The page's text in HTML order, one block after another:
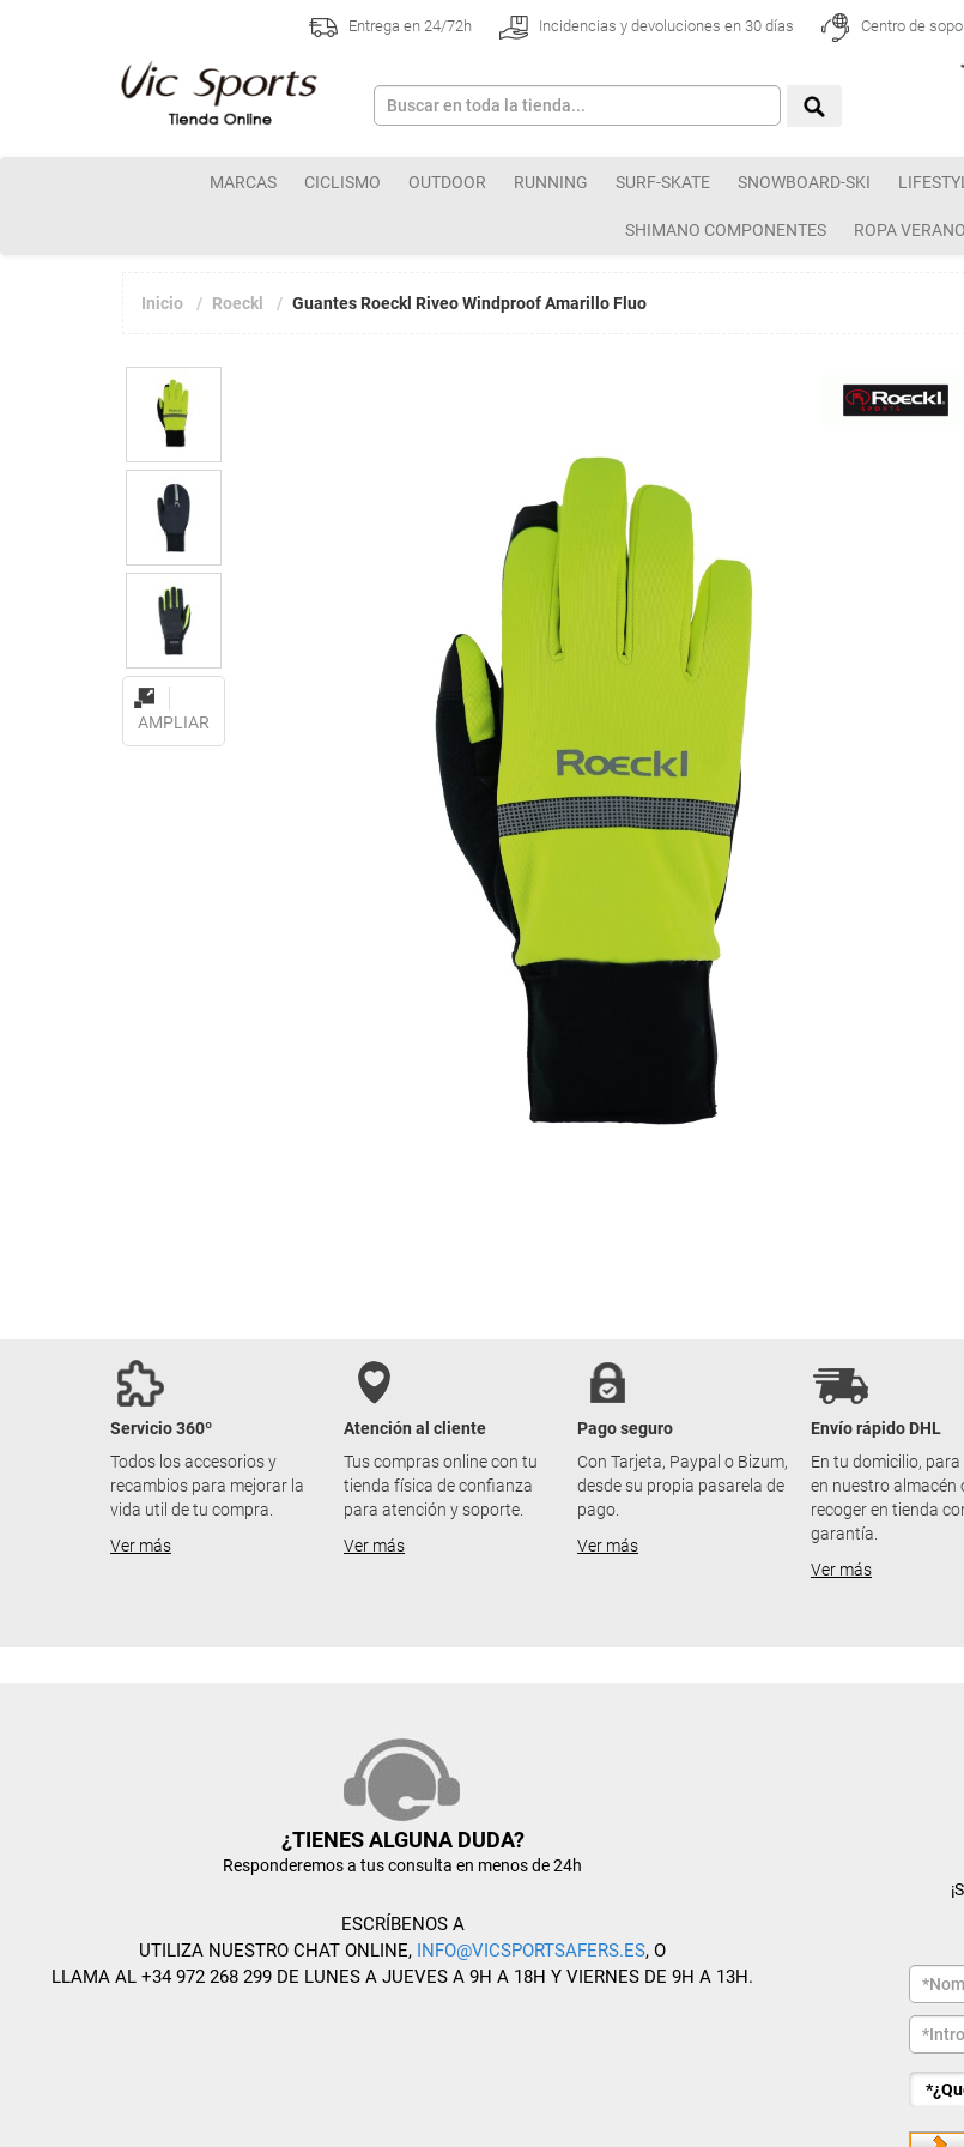
Entrega en 24/72h Incidencias y devoluciones en 30 días Centro de
MARCAS CICLISMO OUTDOOR RUNNING SURF-SKATE SNOWBOARD-SKI
SHIMANO COMPONENTES ROPA VERANO
Inicio Roeckl Guantes Roeckl Riveo Windproof Amarillo Fluo
AMPLIAR
Servicio 360º
Todos los accesorios y
recambios para mejorar la
vida util de tu compra.
Ver más
Atención al cliente
Tus compras online con tu
tienda física de confianza
para atención y soporte.
Ver más
Pago seguro
Con Tarjeta, Paypal o Bizum,
desde su propia pasarela de
pago.
Ver más
Envío rápido DHL
En tu domicilio,
en nuestro almacén
recoger en tienda
garantía.
Ver más
¿TIENES ALGUNA DUDA?
Responderemos a tus consulta en menos de 24h
ESCRÍBENOS A
UTILIZA NUESTRO CHAT ONLINE, INFO@VICSPORTSAFERS.ES, O
LLAMA AL +34 972 268 299 DE LUNES A JUEVES A 9H A 18H Y VIERNES DE 9H A 13H.